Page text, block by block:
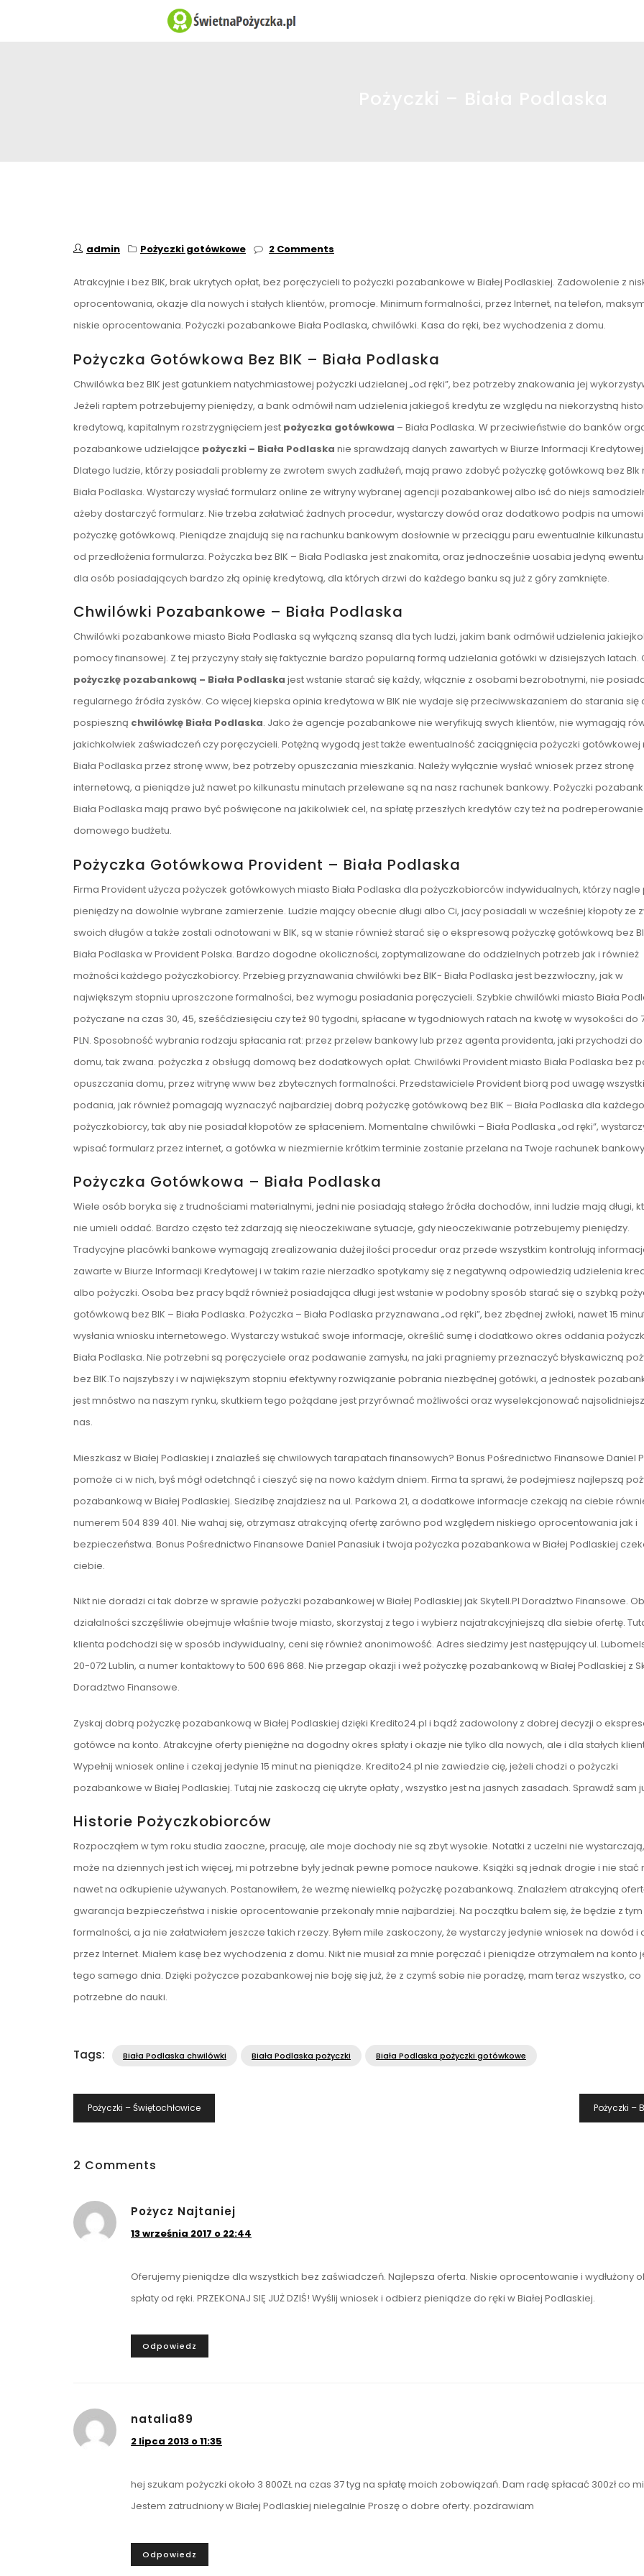
admin Pożyczki gotówkowe 2 Comments
Atrakcyjnie i bez BIK, brak ukrytych opłat, bez poręczycieli to pożyczki pozabankowe w Białej Podlaskiej. Zadowolenie z
oprocentowania, okazje dla nowych i stałych klientów, promocje. Minimum formalności, przez Internet, na telefon,
niskie oprocentowania. Pożyczki pozabankowe Biała Podlaska, chwilówki. Kasa do ręki, bez wychodzenia z domu.
Pożyczka Gotówkowa Bez BIK – Biała Podlaska
Chwilówka bez BIK jest gatunkiem natychmiastowej pożyczki udzielanej „od ręki”, bez potrzeby znakowania jej
Jeżeli raptem potrzebujemy pieniędzy, a bank odmówił nam udzielenia jakiegoś kredytu ze względu na niekorzystną
kredytową, kapitalnym rozstrzygnięciem jest pożyczka gotówkowa – Biała Podlaska. W przeciwieństwie do banków
pozabankowe udzielające pożyczki – Biała Podlaska nie sprawdzają danych zawartych w Biurze Informacji Kredytowej.
Dlatego ludzie, którzy posiadali problemy ze zwrotem swych zadłużeń, mają prawo zdobyć pożyczkę gotówkową bez BIk
Biała Podlaska. Wystarczy wysłać formularz online ze witryny wybranej agencji pozabankowej albo isć do niejs
ażeby dostarczyć formularz. Nie trzeba załatwiać żadnych procedur, wystarczy dowód oraz dodatkowo podpis na
pożyczkę gotówkową. Pieniądze znajdują się na rachunku bankowym dosłownie w przeciągu paru ewentualnie
od przedłożenia formularza. Pożyczka bez BIK – Biała Podlaska jest znakomita, oraz jednocześnie uosabia jedyną
dla osób posiadających bardzo złą opinię kredytową, dla których drzwi do każdego banku są już z góry zamknięte.
Chwilówki Pozabankowe – Biała Podlaska
Chwilówki pozabankowe miasto Biała Podlaska są wyłączną szansą dla tych ludzi, jakim bank odmówił udzielenia
pomocy finansowej. Z tej przyczyny stały się faktycznie bardzo popularną formą udzielania gotówki w dzisiejszych latach.
pożyczkę pozabankową – Biała Podlaska jest wstanie starać się każdy, włącznie z osobami bezrobotnymi, nie
regularnego źródła zysków. Co więcej kiepska opinia kredytowa w BIK nie wydaje się przeciwwskazaniem do starania się
pospieszną chwilówkę Biała Podlaska. Jako że agencje pozabankowe nie weryfikują swych klientów, nie wymagają
jakichkolwiek zaświadczeń czy poręczycieli. Potężną wygodą jest także ewentualność zaciągnięcia pożyczki gotówkowej
Biała Podlaska przez stronę www, bez potrzeby opuszczania mieszkania. Należy wyłącznie wysłać wniosek przez stronę
internetową, a pieniądze już nawet po kilkunastu minutach przelewane są na nasz rachunek bankowy. Pożyczki
Biała Podlaska mają prawo być poświęcone na jakikolwiek cel, na spłatę przeszłych kredytów czy też na podreperowanie
domowego budżetu.
Pożyczka Gotówkowa Provident – Biała Podlaska
Firma Provident użycza pożyczek gotówkowych miasto Biała Podlaska dla pożyczkobiorców indywidualnych, którzy
pieniędzy na dowolnie wybrane zamierzenie. Ludzie mający obecnie długi albo Ci, jacy posiadali w wcześniej kłopoty ze
swoich długów a także zostali odnotowani w BIK, są w stanie również starać się o ekspresową pożyczkę gotówkową bez
Biała Podlaska w Provident Polska. Bardzo dogodne okoliczności, zoptymalizowane do oddzielnych potrzeb jak i również
możności każdego pożyczkobiorcy. Przebieg przyznawania chwilówki bez BIK- Biała Podlaska jest bezzwłoczny, jak w
największym stopniu uproszczone formalności, bez wymogu posiadania poręczycieli. Szybkie chwilówki miasto Biała
pożyczane na czas 30, 45, sześćdziesięciu czy też 90 tygodni, spłacane w tygodniowych ratach na kwotę w wysokości do
PLN. Sposobność wybrania rodzaju spłacania rat: przez przelew bankowy lub przez agenta providenta, jaki przychodzi
domu, tak zwana. pożyczka z obsługą domową bez dodatkowych opłat. Chwilówki Provident miasto Biała Podlaska bez
opuszczania domu, przez witrynę www bez zbytecznych formalności. Przedstawiciele Provident biorą pod uwagę
podania, jak również pomagają wyznaczyć najbardziej dobrą pożyczkę gotówkową bez BIK – Biała Podlaska dla każdego
pożyczkobiorcy, tak aby nie posiadał kłopotów ze spłaceniem. Momentalne chwilówki – Biała Podlaska „od ręki”,
wpisać formularz przez internet, a gotówka w niezmiernie krótkim terminie zostanie przelana na Twoje rachunek
Pożyczka Gotówkowa – Biała Podlaska
Wiele osób boryka się z trudnościami materialnymi, jedni nie posiadają stałego źródła dochodów, inni ludzie mają długi,
nie umieli oddać. Bardzo często też zdarzają się nieoczekiwane sytuacje, gdy nieoczekiwanie potrzebujemy pieniędzy.
Tradycyjne placówki bankowe wymagają zrealizowania dużej ilości procedur oraz przede wszystkim kontrolują
zawarte w Biurze Informacji Kredytowej i w takim razie nierzadko spotykamy się z negatywną odpowiedzią udzielenia
albo pożyczki. Osoba bez pracy bądź również posiadająca długi jest wstanie w podobny sposób starać się o szybką
gotówkową bez BIK – Biała Podlaska. Pożyczka – Biała Podlaska przyznawana „od ręki”, bez zbędnej zwłoki, nawet 15
wysłania wniosku internetowego. Wystarczy wstukać swoje informacje, określić sumę i dodatkowo okres oddania
Biała Podlaska. Nie potrzebni są poręczyciele oraz podawanie zamysłu, na jaki pragniemy przeznaczyć błyskawiczną
bez BIK.To najszybszy i w największym stopniu efektywny rozwiązanie pobrania niezbędnej gotówki, a jednostek
jest mnóstwo na naszym rynku, skutkiem tego pożądane jest przyrównać możliwości oraz wyselekcjonować
nas.
Mieszkasz w Białej Podlaskiej i znalazłeś się chwilowych tarapatach finansowych? Bonus Pośrednictwo Finansowe Daniel
pomoże ci w nich, byś mógł odetchnąć i cieszyć się na nowo każdym dniem. Firma ta sprawi, że podejmiesz najlepszą
pozabankową w Białej Podlaskiej. Siedzibę znajdziesz na ul. Parkowa 21, a dodatkowe informacje czekają na ciebie
numerem 504 839 401. Nie wahaj się, otrzymasz atrakcyjną ofertę zarówno pod względem niskiego oprocentowania jak i
bezpieczeństwa. Bonus Pośrednictwo Finansowe Daniel Panasiuk i twoja pożyczka pozabankowa w Białej Podlaskiej
ciebie.
Nikt nie doradzi ci tak dobrze w sprawie pożyczki pozabankowej w Białej Podlaskiej jak Skytell.Pl Doradztwo Finansowe.
działalności szczęśliwie obejmuje właśnie twoje miasto, skorzystaj z tego i wybierz najatrakcyjniejszą dla siebie ofertę.
klienta podchodzi się w sposób indywidualny, ceni się również anonimowość. Adres siedzimy jest następujący ul.
20-072 Lublin, a numer kontaktowy to 500 696 868. Nie przegap okazji i weź pożyczkę pozabankową w Białej Podlaskiej z
Doradztwo Finansowe.
Zyskaj dobrą pożyczkę pozabankową w Białej Podlaskiej dzięki Kredito24.pl i bądź zadowolony z dobrej decyzji o
gotówce na konto. Atrakcyjne oferty pieniężne na dogodny okres spłaty i okazje nie tylko dla nowych, ale i dla stałych
Wypełnij wniosek online i czekaj jedynie 15 minut na pieniądze. Kredito24.pl nie zawiedzie cię, jeżeli chodzi o pożyczki
pozabankowe w Białej Podlaskiej. Tutaj nie zaskoczą cię ukryte opłaty , wszystko jest na jasnych zasadach. Sprawdź sam
Historie Pożyczkobiorców
Rozpocząłem w tym roku studia zaoczne, pracuję, ale moje dochody nie są zbyt wysokie. Notatki z uczelni nie
może na dziennych jest ich więcej, mi potrzebne były jednak pewne pomoce naukowe. Książki są jednak drogie i nie stać
nawet na odkupienie używanych. Postanowiłem, że wezmę niewielką pożyczkę pozabankową. Znalazłem atrakcyjną
gwarancja bezpieczeństwa i niskie oprocentowanie przekonały mnie najbardziej. Na początku bałem się, że będzie z tym
formalności, a ja nie załatwiałem jeszcze takich rzeczy. Byłem mile zaskoczony, że wystarczy jedynie wniosek na dowód i
przez Internet. Miałem kasę bez wychodzenia z domu. Nikt nie musiał za mnie poręczać i pieniądze otrzymałem na konto
tego samego dnia. Dzięki pożyczce pozabankowej nie boję się już, że z czymś sobie nie poradzę, mam teraz wszystko, co
potrzebne do nauki.
Tags: Biała Podlaska chwilówki Biała Podlaska pożyczki Biała Podlaska pożyczki gotówkowe
Nawigacja
Wpisu
Pożyczki – Świętochłowice Pożyczki –
2 Comments
Pożycz Najtaniej
13 września 2017 o 22:44
Oferujemy pieniądze dla wszystkich bez zaświadczeń. Najlepsza oferta. Niskie oprocentowanie i wydłużony
spłaty od ręki. PRZEKONAJ SIĘ JUŻ DZIŚ! Wyślij wniosek i odbierz pieniądze do ręki w Białej Podlaskiej.
Odpowiedz
natalia89
2 lipca 2013 o 11:35
hej szukam pożyczki około 3 800ZŁ na czas 37 tyg na spłatę moich zobowiązań. Dam radę spłacać 300zł co
Jestem zatrudniony w Białej Podlaskiej nielegalnie Proszę o dobre oferty. pozdrawiam
Odpowiedz